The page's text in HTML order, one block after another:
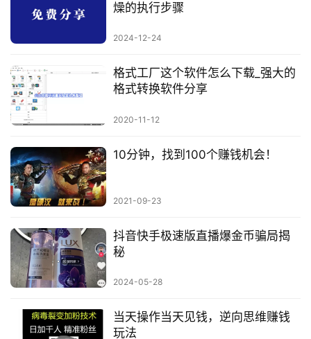
燥的执行步骤
2024-12-24
格式工厂这个软件怎么下载_强大的
格式转换软件分享
2020-11-12
10分钟，找到100个赚钱机会！
2021-09-23
抖音快手极速版直播爆金币骗局揭
秘
2024-05-28
当天操作当天见钱，逆向思维赚钱
玩法